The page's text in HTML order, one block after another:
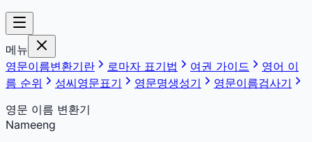
메뉴
영문이름변환기란
로마자 표기법 여권 가이드
영어 이
름 순위
성씨영문표기 영문명생성기
영문이름검사기
영문 이름 변환기
Nameeng